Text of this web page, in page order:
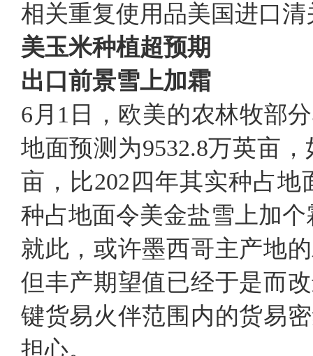
相关重复使用品美国进口
美玉米种植超预期
出口前景雪上加霜
6月1日，欧美的农林牧部
地面预测为9532.8万英亩
亩，比202四年其实种占地
种占地面令美金盐雪上加
就此，或许墨西哥主产地
但丰产期望值已经于是而
键货易火伴范围内的货易
担心。